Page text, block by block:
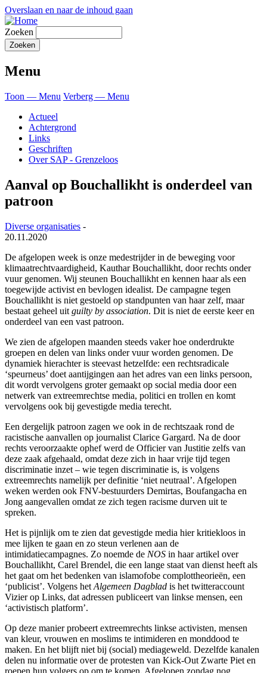
Overslaan en naar de inhoud gaan
Zoeken
Menu
Toon — Menu Verberg — Menu
Actueel
Achtergrond
Links
Geschriften
Over SAP - Grenzeloos
Aanval op Bouchallikht is onderdeel van
patroon
Diverse organisaties -
20.11.2020
De afgelopen week is onze medestrijder in de beweging voor
klimaatrechtvaardigheid, Kauthar Bouchallikht, door rechts onder
vuur genomen. Wij steunen Bouchallikht en kennen haar als een
toegewijde activist en bevlogen idealist. De campagne tegen
Bouchallikht is niet gestoeld op standpunten van haar zelf, maar
bestaat geheel uit guilty by association. Dit is niet de eerste keer en
onderdeel van een vast patroon.
We zien de afgelopen maanden steeds vaker hoe onderdrukte
groepen en delen van links onder vuur worden genomen. De
dynamiek hierachter is steevast hetzelfde: een rechtsradicale
‘speurneus’ doet aantijgingen aan het adres van een links persoon,
dit wordt vervolgens groter gemaakt op social media door een
netwerk van extreemrechtse media, politici en trollen en komt
vervolgens ook bij gevestigde media terecht.
Een dergelijk patroon zagen we ook in de rechtszaak rond de
racistische aanvallen op journalist Clarice Gargard. Na de door
rechts veroorzaakte ophef werd de Officier van Justitie zelfs van
deze zaak afgehaald, omdat deze zich in haar vrije tijd tegen
discriminatie inzet – wie tegen discriminatie is, is volgens
extreemrechts namelijk per definitie ‘niet neutraal’. Afgelopen
weken werden ook FNV-bestuurders Demirtas, Boufangacha en
Jong aangevallen omdat ze zich tegen racisme durven uit te
spreken.
Het is pijnlijk om te zien dat gevestigde media hier kritiekloos in
mee lijken te gaan en zo steun verlenen aan de
intimidatiecampagnes. Zo noemde de NOS in haar artikel over
Bouchallikht, Carel Brendel, die een lange staat van dienst heeft als
het gaat om het bedenken van islamofobe complottheorieën, een
‘publicist’. Volgens het Algemeen Dagblad is het twitteraccount
Vizier op Links, dat adressen publiceert van linkse mensen, een
‘activistisch platform’.
Op deze manier probeert extreemrechts linkse activisten, mensen
van kleur, vrouwen en moslims te intimideren en monddood te
maken. En het blijft niet bij (social) mediageweld. Dezelfde kanalen
delen nu informatie over de protesten van Kick-Out Zwarte Piet en
roepen hun volgers op om te komen. Afgelopen zondag nog